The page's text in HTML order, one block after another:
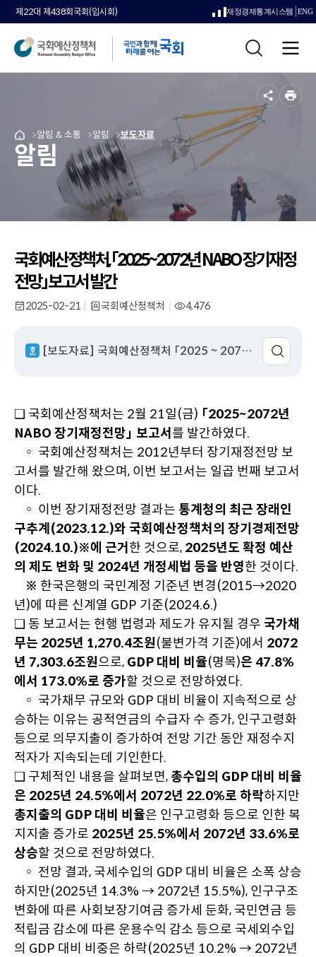
제22대 제438회국회(임시회)
새
으
열
림
재정경제통계시스템 ENG
검
색
전
체
메
뉴
국
회
예
처
인
이
지
로
메
뉴
로
알림 & 소통
메
뉴
로
이
동
알림
메
뉴
로
이
동
보도자료
알림
공
인
국회예산정책처,「2025~2072년 NABO 장기재정
전망」보고서 발간
작
2025-02-21 부
국회예산정책처 조
4,476
[보도자료] 국회예산정책처 「2025 ~ 2072년 NABO 장기재정전망」 보고서 발간.hwp
❑ 국회예산정책처는 2월 21일(금) 「2025~2072년
NABO 장기재정전망」 보고서 를 발간하였다.
◦ 국회예산정책처는 2012년부터 장기재정전망 보
고서를 발간해 왔으며, 이번 보고서는 일곱 번째 보고서
이다.
◦ 이번 장기재정전망 결과는 통계청의 최근 장래인
구추계(2023.12.)와 국회예산정책처의 장기경제전망
(2024.10.)※에 근거 한 것으로, 2025년도 확정 예산
의 제도 변화 및 2024년 개정세법 등을 반영한 것이다.
※ 한국은행의 국민계정 기준년 변경(2015→2020
년)에 따른 신계열 GDP 기준(2024.6.)
❑ 동 보고서는 현행 법령과 제도가 유지될 경우 국가채
무는 2025년 1,270.4조원(불변가격 기준)에서 2072
년 7,303.6조원으로, GDP 대비 비율(명목)은 47.8%
에서 173.0%로 증가할 것으로 전망하였다.
◦ 국가채무 규모와 GDP 대비 비율이 지속적으로 상
승하는 이유는 공적연금의 수급자 수 증가, 인구고령화
등으로 의무지출이 증가하여 전망 기간 동안 재정수지
적자가 지속되는데 기인한다.
❑ 구체적인 내용을 살펴보면, 총수입의 GDP 대비 비율
은 2025년 24.5%에서 2072년 22.0%로 하락하지만
총지출의 GDP 대비 비율은 인구고령화 등으로 인한 복
지지출 증가로 2025년 25.5%에서 2072년 33.6%로
상승할 것으로 전망하였다.
◦ 전망 결과, 국세수입의 GDP 대비 비율은 소폭 상승
하지만(2025년 14.3% → 2072년 15.5%), 인구구조
변화에 따른 사회보장기여금 증가세 둔화, 국민연금 등
적립금 감소에 따른 운용수익 감소 등으로 국세외수입
의 GDP 대비 비중은 하락(2025년 10.2% → 2072년